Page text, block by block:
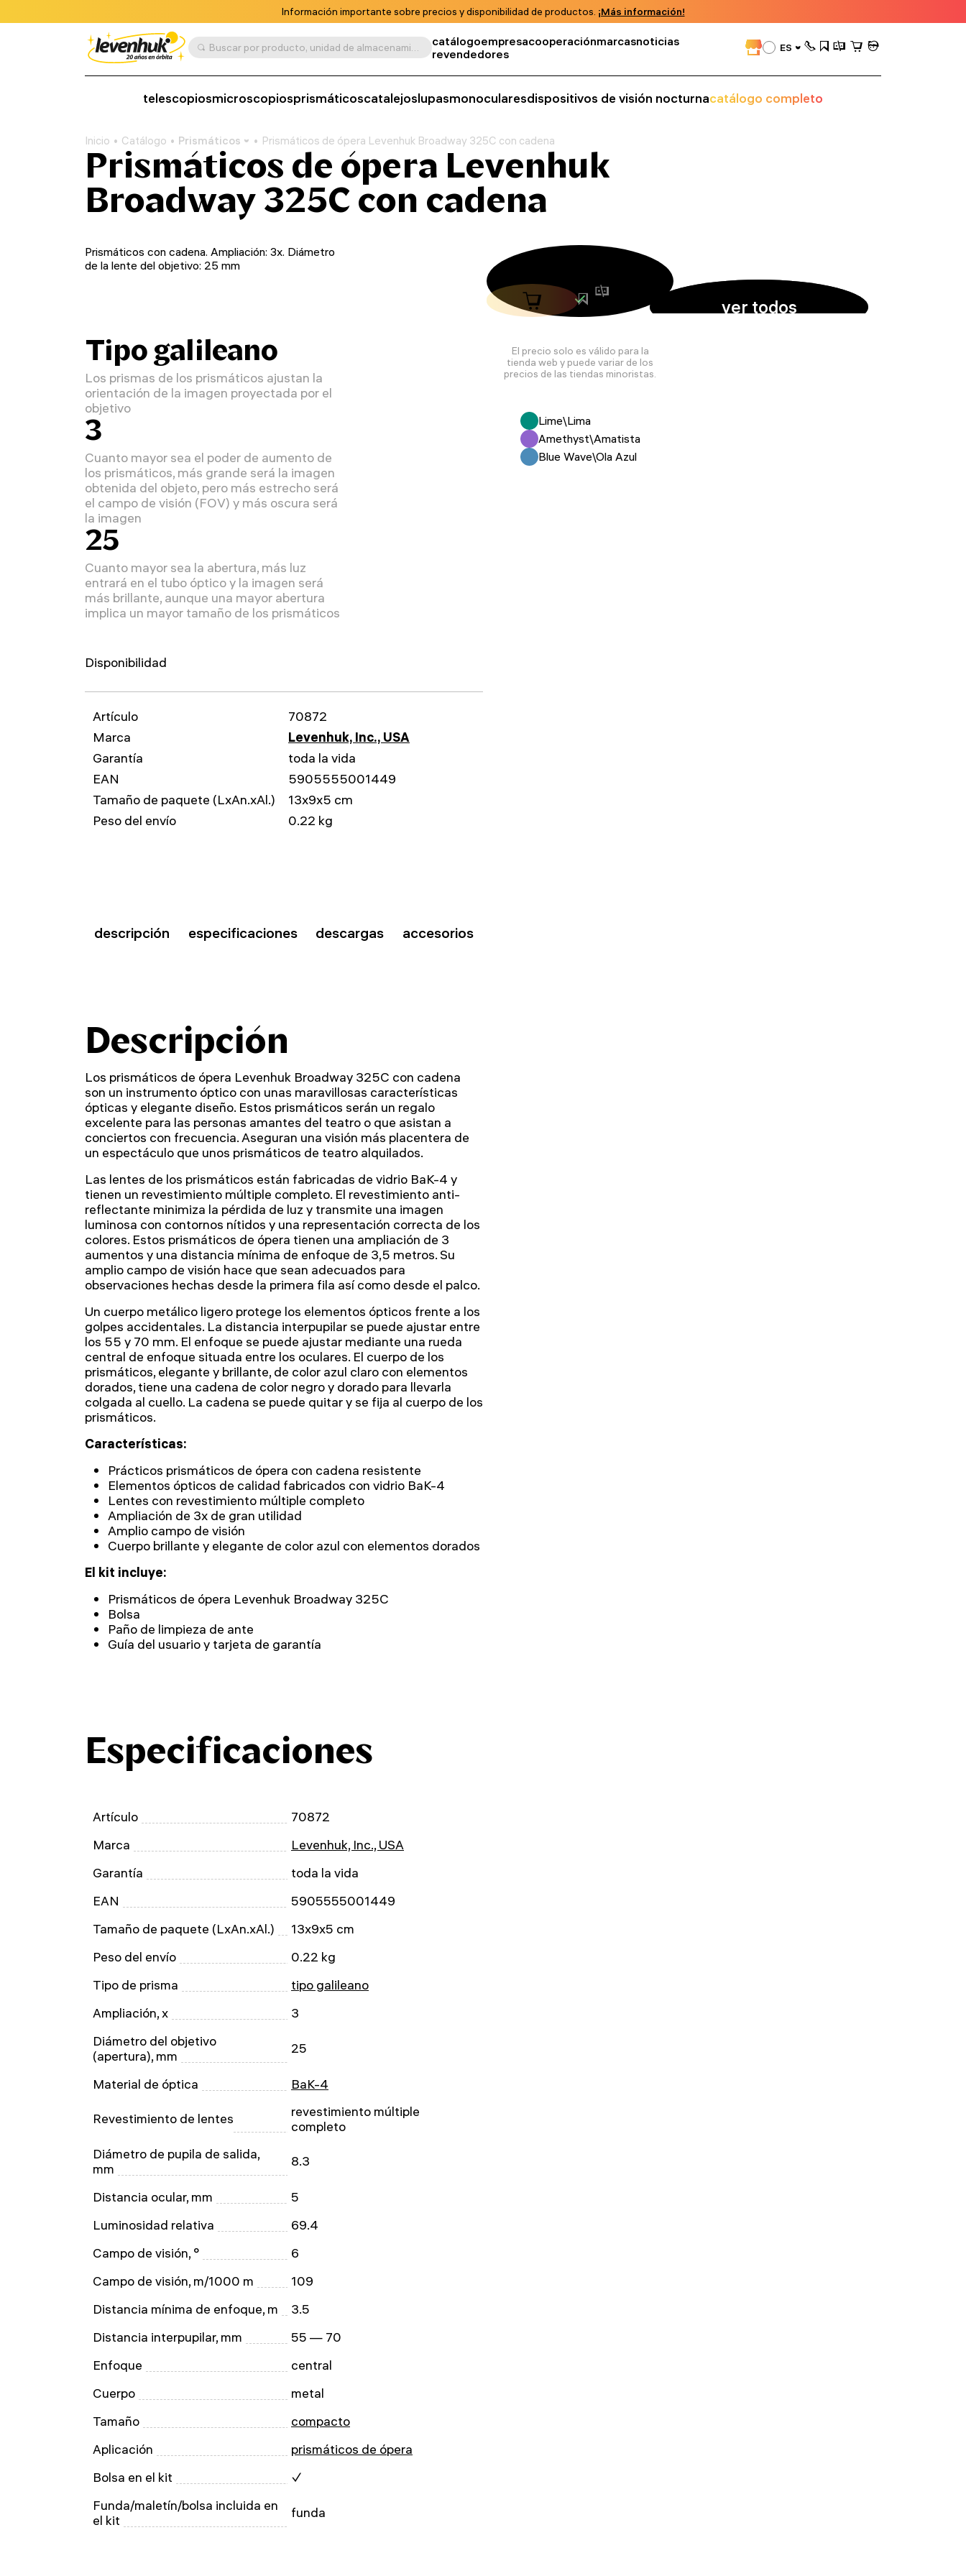
Información importante sobre precios y disponibilidad de productos. ¡Más información!
Buscar por producto, unidad de almacenamiento, categoría, etc. catálogoempresacooperaciónmarcasnoticias
revendedores
ES
telescopiosmicroscopiosprismáticoscatalejoslupasmonocularesdispositivos de visión nocturnacatálogo completo
Inicio Catálogo Prismáticos Prismáticos de ópera Levenhuk Broadway 325C con cadena
Prismáticos de ópera Levenhuk
Broadway 325C con cadena
ver todos
El precio solo es válido para la
tienda web y puede variar de los
precios de las tiendas minoristas.
Lime\Lima
Amethyst\Amatista
Blue Wave\Ola Azul
Prismáticos con cadena. Ampliación: 3x. Diámetro
de la lente del objetivo: 25 mm
Tipo galileano
Los prismas de los prismáticos ajustan la
orientación de la imagen proyectada por el
objetivo
3
Cuanto mayor sea el poder de aumento de
los prismáticos, más grande será la imagen
obtenida del objeto, pero más estrecho será
el campo de visión (FOV) y más oscura será
la imagen
25
Cuanto mayor sea la abertura, más luz
entrará en el tubo óptico y la imagen será
más brillante, aunque una mayor abertura
implica un mayor tamaño de los prismáticos
Disponibilidad
Artículo
70872
Marca
Levenhuk, Inc., USA
Garantía
toda la vida
EAN
5905555001449
Tamaño de paquete (LxAn.xAl.)
13x9x5 cm
Peso del envío
0.22 kg
descripción especificaciones descargas accesorios
Descripción
Los prismáticos de ópera Levenhuk Broadway 325C con cadena
son un instrumento óptico con unas maravillosas características
ópticas y elegante diseño. Estos prismáticos serán un regalo
excelente para las personas amantes del teatro o que asistan a
conciertos con frecuencia. Aseguran una visión más placentera de
un espectáculo que unos prismáticos de teatro alquilados.
Las lentes de los prismáticos están fabricadas de vidrio BaK-4 y
tienen un revestimiento múltiple completo. El revestimiento anti-
reflectante minimiza la pérdida de luz y transmite una imagen
luminosa con contornos nítidos y una representación correcta de los
colores. Estos prismáticos de ópera tienen una ampliación de 3
aumentos y una distancia mínima de enfoque de 3,5 metros. Su
amplio campo de visión hace que sean adecuados para
observaciones hechas desde la primera fila así como desde el palco.
Un cuerpo metálico ligero protege los elementos ópticos frente a los
golpes accidentales. La distancia interpupilar se puede ajustar entre
los 55 y 70 mm. El enfoque se puede ajustar mediante una rueda
central de enfoque situada entre los oculares. El cuerpo de los
prismáticos, elegante y brillante, de color azul claro con elementos
dorados, tiene una cadena de color negro y dorado para llevarla
colgada al cuello. La cadena se puede quitar y se fija al cuerpo de los
prismáticos.
Características:
Prácticos prismáticos de ópera con cadena resistente
Elementos ópticos de calidad fabricados con vidrio BaK-4
Lentes con revestimiento múltiple completo
Ampliación de 3x de gran utilidad
Amplio campo de visión
Cuerpo brillante y elegante de color azul con elementos dorados
El kit incluye:
Prismáticos de ópera Levenhuk Broadway 325C
Bolsa
Paño de limpieza de ante
Guía del usuario y tarjeta de garantía
Especificaciones
Artículo
70872
Marca
Levenhuk, Inc., USA
Garantía
toda la vida
EAN
5905555001449
Tamaño de paquete (LxAn.xAl.)
13x9x5 cm
Peso del envío
0.22 kg
Tipo de prisma
tipo galileano
Ampliación, x
3
Diámetro del objetivo
(apertura), mm
25
Material de óptica BaK-4
Revestimiento de lentes
revestimiento múltiple
completo
Diámetro de pupila de salida,
mm
8.3
Distancia ocular, mm
5
Luminosidad relativa
69.4
Campo de visión, °
6
Campo de visión, m/1000 m
109
Distancia mínima de enfoque, m
3.5
Distancia interpupilar, mm
55 — 70
Enfoque
central
Cuerpo
metal
Tamaño
compacto
Aplicación
prismáticos de ópera
Bolsa en el kit
✓
Funda/maletín/bolsa incluida en
el kit
funda